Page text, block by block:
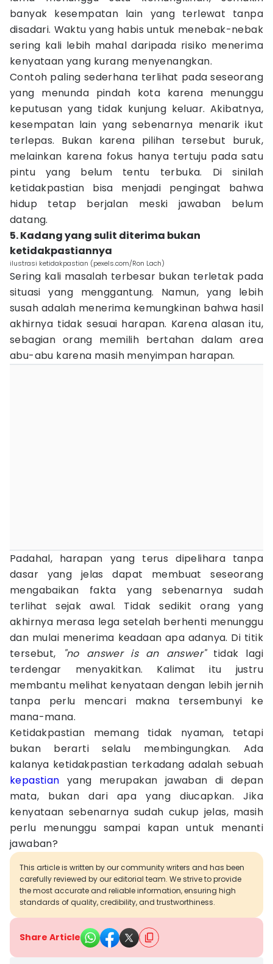
banyak kesempatan lain yang terlewat tanpa
disadari. Waktu yang habis untuk menebak-nebak
sering kali lebih mahal daripada risiko menerima
kenyataan yang kurang menyenangkan.
Contoh paling sederhana terlihat pada seseorang
yang menunda pindah kota karena menunggu
keputusan yang tidak kunjung keluar. Akibatnya,
kesempatan lain yang sebenarnya menarik ikut
terlepas. Bukan karena pilihan tersebut buruk,
melainkan karena fokus hanya tertuju pada satu
pintu yang belum tentu terbuka. Di sinilah
ketidakpastian bisa menjadi pengingat bahwa
hidup tetap berjalan meski jawaban belum
datang.
5. Kadang yang sulit diterima bukan
ketidakpastiannya
ilustrasi ketidakpastian (pexels.com/Ron Lach)
Sering kali masalah terbesar bukan terletak pada
situasi yang menggantung. Namun, yang lebih
susah adalah menerima kemungkinan bahwa hasil
akhirnya tidak sesuai harapan. Karena alasan itu,
sebagian orang memilih bertahan dalam area
abu-abu karena masih menyimpan harapan.
Padahal, harapan yang terus dipelihara tanpa
dasar yang jelas dapat membuat seseorang
mengabaikan fakta yang sebenarnya sudah
terlihat sejak awal. Tidak sedikit orang yang
akhirnya merasa lega setelah berhenti menunggu
dan mulai menerima keadaan apa adanya. Di titik
tersebut,
"no answer is an answer"tidak lagi
terdengar menyakitkan. Kalimat itu justru
membantu melihat kenyataan dengan lebih jernih
tanpa perlu mencari makna tersembunyi ke
mana-mana.
Ketidakpastian memang tidak nyaman, tetapi
bukan berarti selalu membingungkan. Ada
kalanya ketidakpastian terkadang adalah sebuah
kepastian yang merupakan jawaban di depan
mata, bukan dari apa yang diucapkan. Jika
kenyataan sebenarnya sudah cukup jelas, masih
perlu menunggu sampai kapan untuk menanti
jawaban?
This article is written by our community writers and has been
carefully reviewed by our editorial team. We strive to provide
the most accurate and reliable information, ensuring high
standards of quality, credibility, and trustworthiness.
Share Article